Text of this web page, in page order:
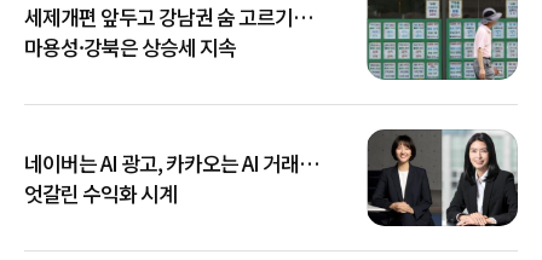
세제개편 앞두고 강남권 숨 고르기…
마용성·강북은 상승세 지속
네이버는 AI 광고, 카카오는 AI 거래…
엇갈린 수익화 시계